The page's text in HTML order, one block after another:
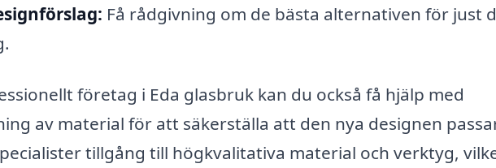
Få rådgivning om de bästa alternativen för just
företag i Eda glasbruk kan du också få hjälp med
av material för att säkerställa att den nya designen
tillgång till högkvalitativa material och verktyg,